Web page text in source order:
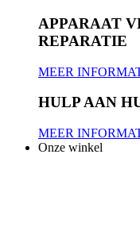
APPARAAT
REPARATIE
MEER
HULP AAN
MEER
Onze winkel